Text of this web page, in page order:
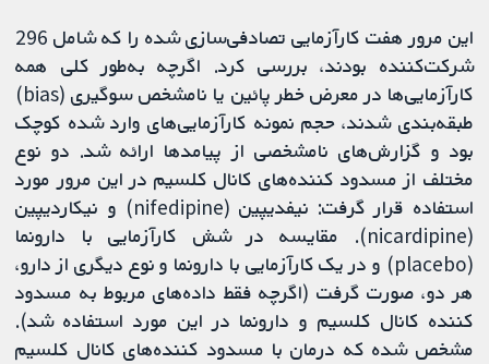
این مرور هفت کارآزمایی تصادفی‌سازی شده را که شامل 296
شرکت‌کننده بودند، بررسی کرد. اگرچه به‌طور کلی همه
کارآزمایی‌ها در معرض خطر پائین یا نامشخص سوگیری (bias)
طبقه‌بندی شدند، حجم نمونه کارآزمایی‌های وارد شده کوچک
بود و گزارش‌های نامشخصی از پیامدها ارائه شد. دو نوع
مختلف از مسدود کننده‌های کانال کلسیم در این مرور مورد
استفاده قرار گرفت: نیفدیپین (nifedipine) و نیکاردیپین
(nicardipine). مقایسه در شش کارآزمایی با دارونما
(placebo) و در یک کارآزمایی با دارونما و نوع دیگری از دارو،
هر دو، صورت گرفت (اگرچه فقط داده‌های مربوط به مسدود
کننده کانال کلسیم و دارونما در این مورد استفاده شد).
مشخص شده که درمان با مسدود کننده‌های کانال کلسیم